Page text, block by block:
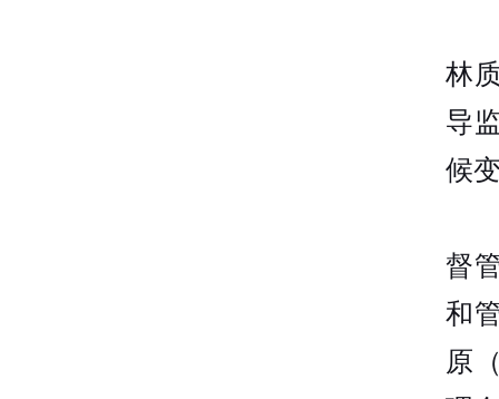
林
导
候
督
和
原